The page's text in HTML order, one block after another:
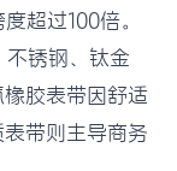
超过100倍。
锈钢、钛金
胶表带因舒适
带则主导商务